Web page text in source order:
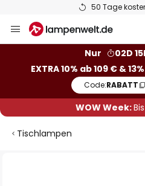
50 Tage
Inhalt
Nur
02D
EXTRA 10% ab 109 € &
Code:RABATT
WOW Week:
Tischlampen